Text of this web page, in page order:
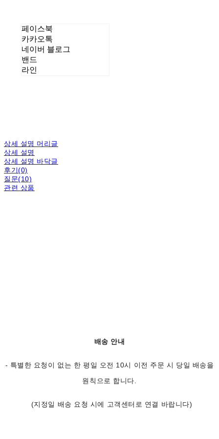
페이스북
카카오톡
네이버 블로그
밴드
라인
상세 설명 머리글
상세 설명
상세 설명 바닥글
후기(0)
질문(10)
관련 상품
배송 안내
- 특별한 요청이 없는 한 평일 오전 10시 이전 주문 시 당일 배송을
원칙으로 합니다.
(지정일 배송 요청 시에 고객센터로 연결 바랍니다)